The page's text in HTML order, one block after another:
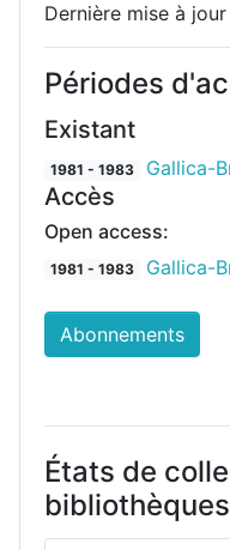
Dernière mise à
Périodes
Existant
1981 - 1983 Gallica-
Accès
Open access:
1981 - 1983 Gallica-
Abonnements
États de
bibliothèques